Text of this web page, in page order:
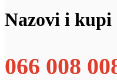
Nazovi i kupi
066 008